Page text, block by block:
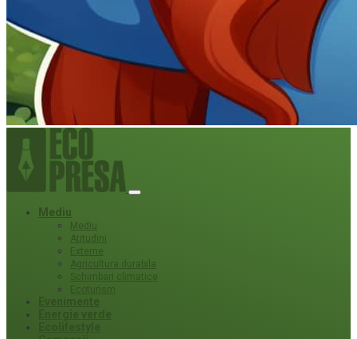
Mediu
Mediu
Atitudini
Externe
Agricultura durabila
Schimbari climatice
Ecoturism